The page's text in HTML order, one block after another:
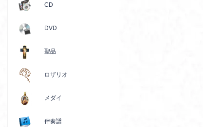
CD
DVD
聖品
ロザリオ
メダイ
伴奏譜